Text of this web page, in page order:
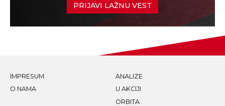
PRIJAVI LAŽNU VEST
IMPRESUM
O NAMA
ANALIZE
U AKCIJI
ORBITA